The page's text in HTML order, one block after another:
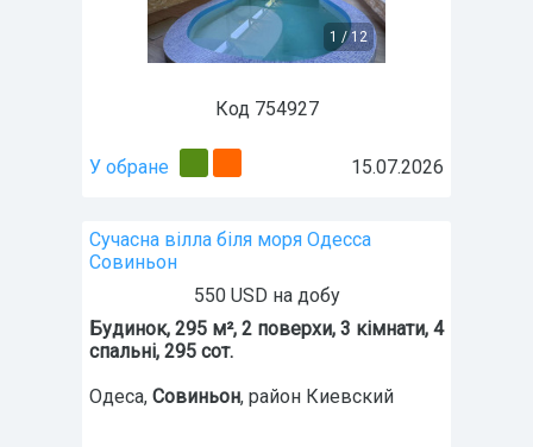
1 /12
Код 754927
У обране 15.07.2026
Сучасна вілла біля моря Одесса
Совиньон
550 USD на добу
Будинок, 295 м², 2 поверхи, 3 кімнати, 4
спальні, 295 сот.
Одеса, Совиньон, район Киевский